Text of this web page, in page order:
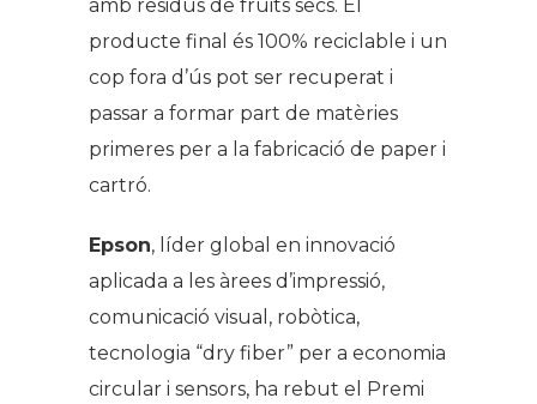
amb residus de fruits secs. El
producte final és 100% reciclable i un
cop fora d’ús pot ser recuperat i
passar a formar part de matèries
primeres per a la fabricació de paper i
cartró.
Epson, líder global en innovació
aplicada a les àrees d’impressió,
comunicació visual, robòtica,
tecnologia “dry fiber” per a economia
circular i sensors, ha rebut el Premi